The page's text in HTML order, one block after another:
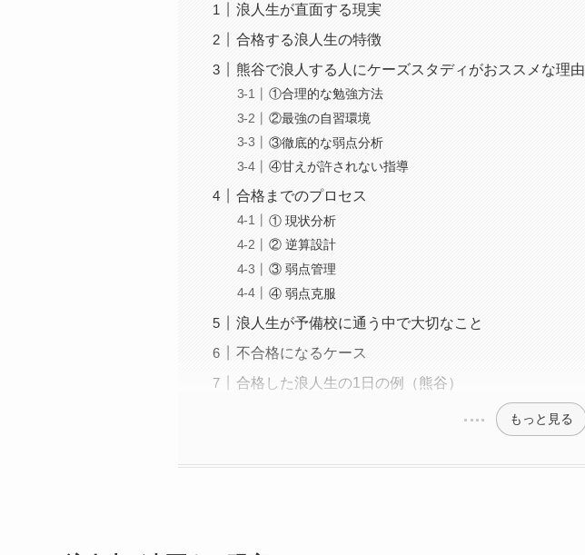
浪人生が直面する現実
合格する浪人生の特徴
熊谷で浪人する人にケーズスタディがおススメな理由
①合理的な勉強方法
②最強の自習環境
③徹底的な弱点分析
④甘えが許されない指導
合格までのプロセス
① 現状分析
② 逆算設計
③ 弱点管理
④ 弱点克服
浪人生が予備校に通う中で大切なこと
不合格になるケース
合格した浪人生の1日の例（熊谷）
もっと見る